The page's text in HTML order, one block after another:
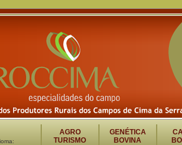
AGRO
TURISMO
GENÉTICA
BOVINA